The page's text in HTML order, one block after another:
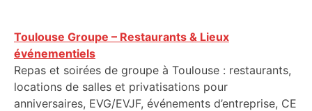
Toulouse Groupe – Restaurants & Lieux
événementiels
Repas et soirées de groupe à Toulouse : restaurants,
locations de salles et privatisations pour
anniversaires, EVG/EVJF, événements d’entreprise, CE